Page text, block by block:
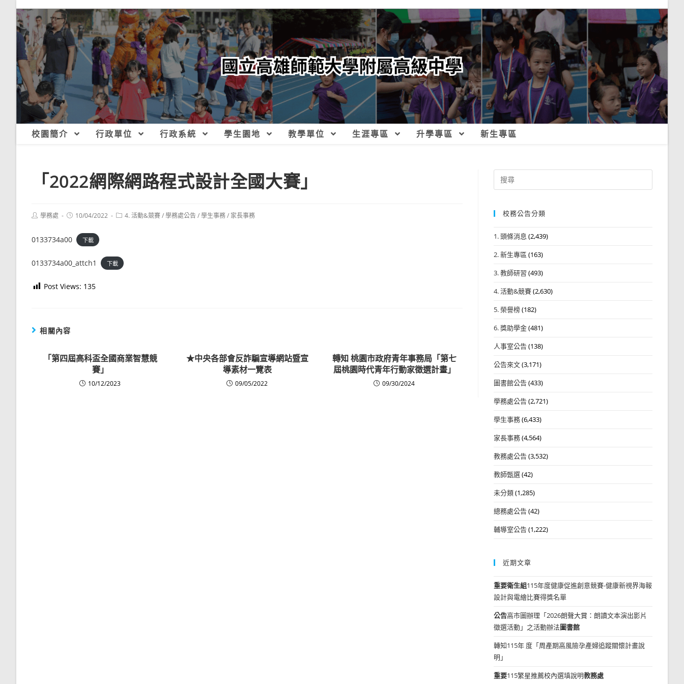
校園簡介 行政單位 行政系統 學生園地 教學單位 生涯專區 升學專區 新生專區
「2022網際網路程式設計全國大賽」
Post學務處
Post10/04/2022
Post4. 活動&競賽/學務處公告/學生事務/ 家長事務
0133734a00 下載
0133734a00_attch1 下載
Post Views: 135
相關內容
「第四屆高科盃全國商業智慧競
賽」
10/12/2023
★中央各部會反詐騙宣導網站暨宣
導素材一覽表
09/05/2022
轉知 桃園市政府青年事務局「第七
屆桃園時代青年行動家徵選計畫」
09/30/2024
Search
for:
校務公告分類
1. 頭條消息 (2,439)
2. 新生專區 (163)
3. 教師研習 (493)
4. 活動&競賽(2,630)
5. 榮譽榜(182)
6. 獎助學金(481)
人事室公告(138)
公告來文(3,171)
圖書館公告(433)
學務處公告(2,721)
學生事務(6,433)
家長事務(4,564)
教務處公告(3,532)
教師甄選(42)
未分類(1,285)
總務處公告(42)
輔導室公告(1,222)
近期文章
重要衛生組115年度健康促進創意競賽-健康新視界海報
設計與電繪比賽得獎名單
公告高市圖辦理「2026朗聲大賞：朗讀文本演出影片
徵選活動」之活動辦法圖書館
轉知115年 度「周產期高風險孕產婦追蹤關懷計畫說
明」
重要115繁星推薦校內選填說明教務處